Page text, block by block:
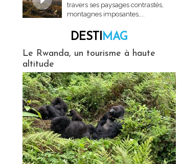
travers ses paysages contrastés,
montagnes imposantes,...
DESTIMAG
Le Rwanda, un tourisme à haute
altitude